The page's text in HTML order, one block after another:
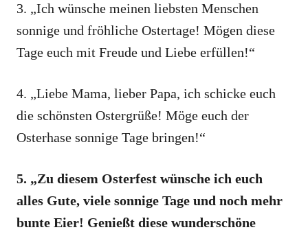
3. „Ich wünsche meinen liebsten Menschen
sonnige und fröhliche Ostertage! Mögen diese
Tage euch mit Freude und Liebe erfüllen!“
4. „Liebe Mama, lieber Papa, ich schicke euch
die schönsten Ostergrüße! Möge euch der
Osterhase sonnige Tage bringen!“
5. „Zu diesem Osterfest wünsche ich euch
alles Gute, viele sonnige Tage und noch mehr
bunte Eier! Genießt diese wunderschöne